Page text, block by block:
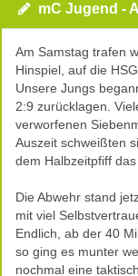
mC Jugend -
Am Samstag trafen
Hinspiel, auf die
Unsere Jungs
2:9 zurücklagen.
verworfenen
Auszeit schweißten
dem Halbzeitpfiff das
Die Abwehr stand
mit viel
Endlich, ab der 40
so ging es munter
nochmal eine